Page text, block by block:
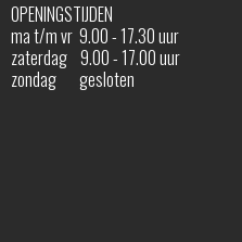
OPENINGSTIJDEN
ma t/m vr 9.00 - 17.30 uur
zaterdag 9.00 - 17.00 uur
zondag gesloten